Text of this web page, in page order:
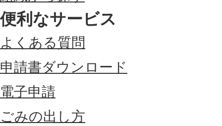
便利なサービス
よくある質問
申請書ダウンロード
電子申請
ごみの出し方